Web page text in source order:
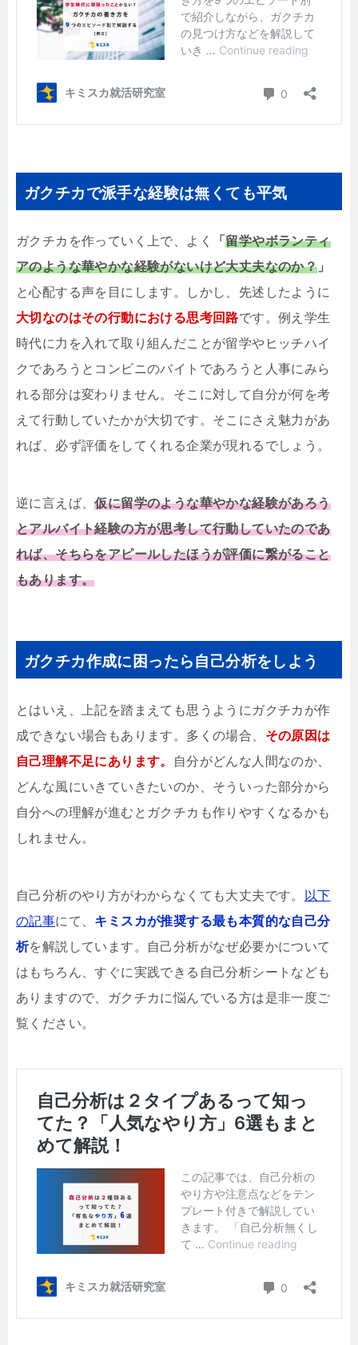
ガクチカで派手な経験は無くても平気
ガクチカを作っていく上で、よく 「留学やボランティ
アのような華やかな経験がないけど大丈夫なのか？ 」
と心配する声を目にします。しかし、先述したように
大切なのはその行動における思考回路です。例え学生
時代に力を入れて取り組んだことが留学やヒッチハイ
クであろうとコンビニのバイトであろうと人事にみら
れる部分は変わりません。そこに対して自分が何を考
えて行動していたかが大切です。そこにさえ魅力があ
れば、必ず評価をしてくれる企業が現れるでしょう。
逆に言えば、仮に留学のような華やかな経験があろう
とアルバイト経験の方が思考して行動していたのであ
れば、そちらをアピールしたほうが評価に繋がること
もあります。
ガクチカ作成に困ったら自己分析をしよう
とはいえ、上記を踏まえても思うようにガクチカが作
成できない場合もあります。多くの場合、 その原因は
自己理解不足にあります。
自分がどんな人間なのか、
どんな風にいきていきたいのか、そういった部分から
自分への理解が進むとガクチカも作りやすくなるかも
しれません。
自己分析のやり方がわからなくても大丈夫です。
以下
の記事にて、 キミスカが推奨する最も本質的な自己分
析を解説しています。自己分析がなぜ必要かについて
はもちろん、すぐに実践できる自己分析シートなども
ありますので、ガクチカに悩んでいる方は是非一度ご
覧ください。